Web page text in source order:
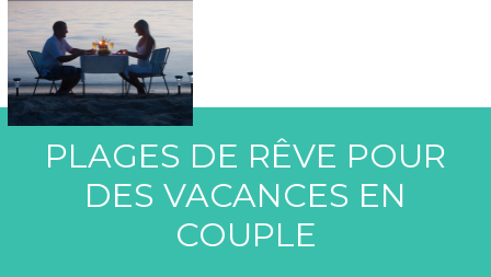
PLAGES DE RÊVE POUR
DES VACANCES EN
COUPLE